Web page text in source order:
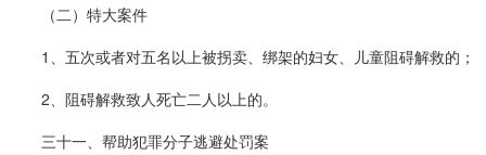
（二）特大案件
1、五次或者对五名以上被拐卖、绑架的妇女、儿童阻碍解救的；
2、阻碍解救致人死亡二人以上的。
三十一、帮助犯罪分子逃避处罚案